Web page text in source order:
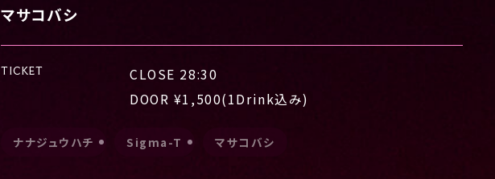
マサコバシ
TICKET
CLOSE 28:30
DOOR ¥1,500(1Drink込み)
ナナジュウハチ Sigma-T マサコバシ